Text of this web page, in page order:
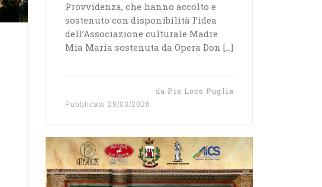
Provvidenza, che hanno accolto e
sostenuto con disponibilità l’idea
dell’Associazione culturale Madre
Mia Maria sostenuta da Opera Don […]
da Pro Loco Puglia
Pubblicato 29/03/2026